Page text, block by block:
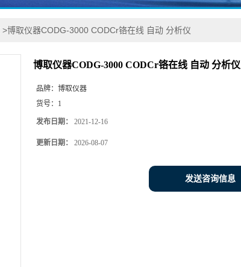
>博取仪器CODG-3000 CODCr铬在线 自动 分析仪
博取仪器CODG-3000 CODCr铬在线 自动 分析仪
品牌： 博取仪器
货号： 1
发布日期： 2021-12-16
更新日期： 2026-08-07
发送咨询信息